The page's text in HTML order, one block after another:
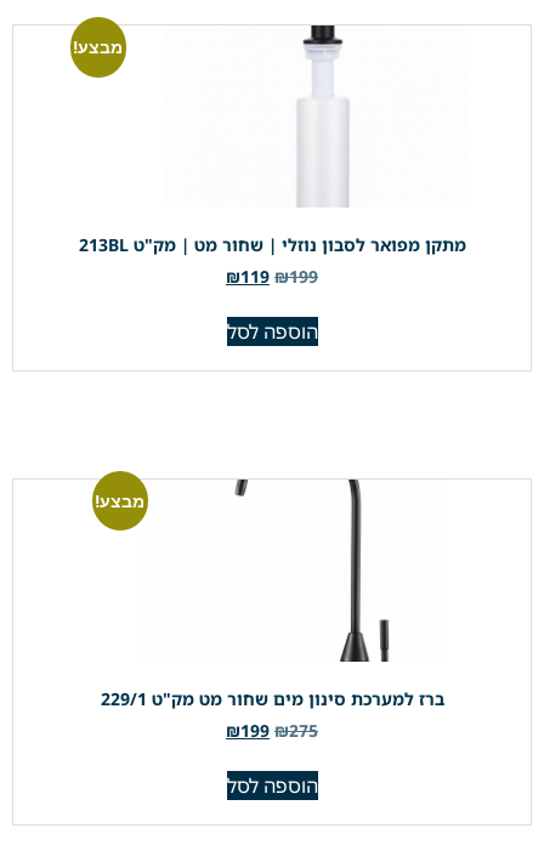
מבצע!
מתקן מפואר לסבון נוזלי | שחור מט | מק"ט 213BL
₪199
₪119
הוספה לסל
מבצע!
ברז למערכת סינון מים שחור מט מק"ט 229/1
₪275
₪199
הוספה לסל